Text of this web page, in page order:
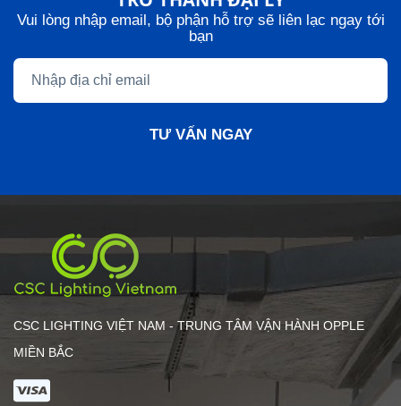
Vui lòng nhập email, bộ phận hỗ trợ sẽ liên lạc ngay tới
bạn
TƯ VẤN NGAY
CSC LIGHTING VIỆT NAM - TRUNG TÂM VẬN HÀNH OPPLE
MIỀN BẮC